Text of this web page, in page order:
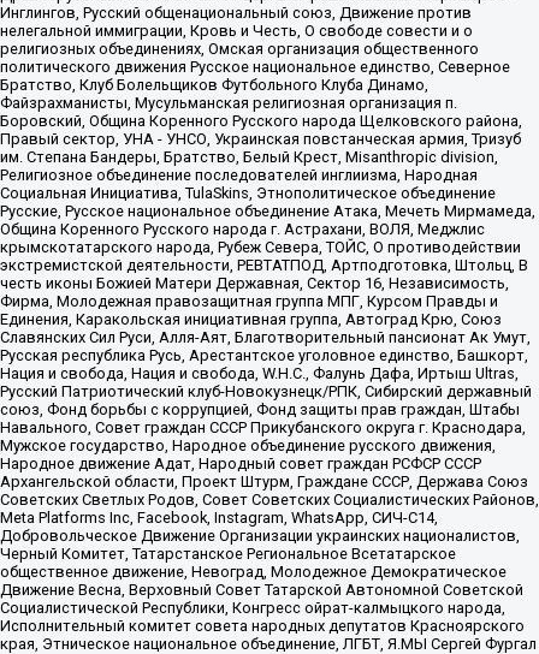
Инглингов, Русский общенациональный союз, Движение против
нелегальной иммиграции, Кровь и Честь, О свободе совести и о
религиозных объединениях, Омская организация общественного
политического движения Русское национальное единство, Северное
Братство, Клуб Болельщиков Футбольного Клуба Динамо,
Файзрахманисты, Мусульманская религиозная организация п.
Боровский, Община Коренного Русского народа Щелковского района,
Правый сектор, УНА - УНСО, Украинская повстанческая армия, Тризуб
им. Степана Бандеры, Братство, Белый Крест, Misanthropic division,
Религиозное объединение последователей инглиизма, Народная
Социальная Инициатива, TulaSkins, Этнополитическое объединение
Русские, Русское национальное объединение Атака, Мечеть Мирмамеда,
Община Коренного Русского народа г. Астрахани, ВОЛЯ, Меджлис
крымскотатарского народа, Рубеж Севера, ТОЙС, О противодействии
экстремистской деятельности, РЕВТАТПОД, Артподготовка, Штольц, В
честь иконы Божией Матери Державная, Сектор 16, Независимость,
Фирма, Молодежная правозащитная группа МПГ, Курсом Правды и
Единения, Каракольская инициативная группа, Автоград Крю, Союз
Славянских Сил Руси, Алля-Аят, Благотворительный пансионат Ак Умут,
Русская республика Русь, Арестантское уголовное единство, Башкорт,
Нация и свобода, Нация и свобода, W.H.С., Фалунь Дафа, Иртыш Ultras,
Русский Патриотический клуб-Новокузнецк/РПК, Сибирский державный
союз, Фонд борьбы с коррупцией, Фонд защиты прав граждан, Штабы
Навального, Совет граждан СССР Прикубанского округа г. Краснодара,
Мужское государство, Народное объединение русского движения,
Народное движение Адат, Народный совет граждан РСФСР СССР
Архангельской области, Проект Штурм, Граждане СССР, Держава Союз
Советских Светлых Родов, Совет Советских Социалистических Районов,
Meta Platforms Inc, Facebook, Instagram, WhatsApp, СИЧ-С14,
Добровольческое Движение Организации украинских националистов,
Черный Комитет, Татарстанское Региональное Всетатарское
общественное движение, Невоград, Молодежное Демократическое
Движение Весна, Верховный Совет Татарской Автономной Советской
Социалистической Республики, Конгресс ойрат-калмыцкого народа,
Исполнительный комитет совета народных депутатов Красноярского
края, Этническое национальное объединение, ЛГБТ, Я.МЫ Сергей Фургал